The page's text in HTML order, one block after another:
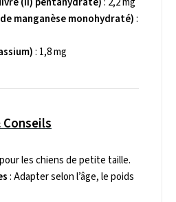
manganèse monohydraté):
: 1,8 mg
Conseils
les chiens de petite taille.
: Adapter selon l’âge, le poids